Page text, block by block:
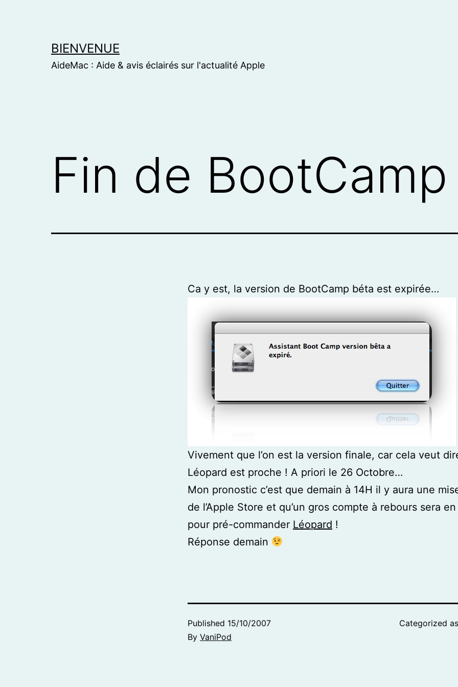
BIENVENUE
AideMac : Aide & avis éclairés sur l'actualité Apple
Fin de BootCamp
Ca y est, la version de BootCamp béta est expirée…
Vivement que l’on est la version finale, car cela veut
Léopard est proche ! A priori le 26 Octobre…
Mon pronostic c’est que demain à 14H il y aura une
de l’Apple Store et qu’un gros compte à rebours sera
pour pré-commander Léopard !
Réponse demain
Published 15/10/2007
By VaniPod
Categorized as